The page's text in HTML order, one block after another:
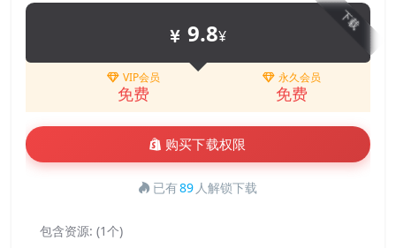
下载
9.8¥
VIP会员
免费
永久会员
免费
购买下载权限
已有89 人解锁下载
包含资源: (1个)